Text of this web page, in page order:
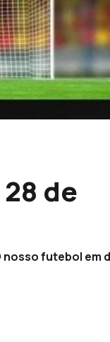
de
futebol em